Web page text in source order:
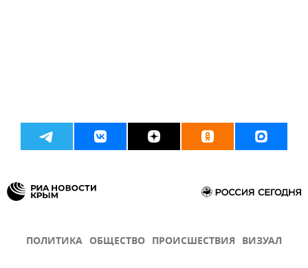
ПОЛИТИКА ОБЩЕСТВО ПРОИСШЕСТВИЯ ВИЗУАЛ